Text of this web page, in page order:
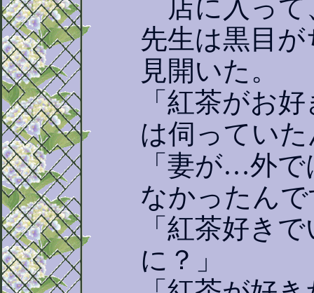
店に入って
先生は黒目
見開いた。
「紅茶がお
は伺ってい
「妻が…外
なかったん
「紅茶好き
に？」